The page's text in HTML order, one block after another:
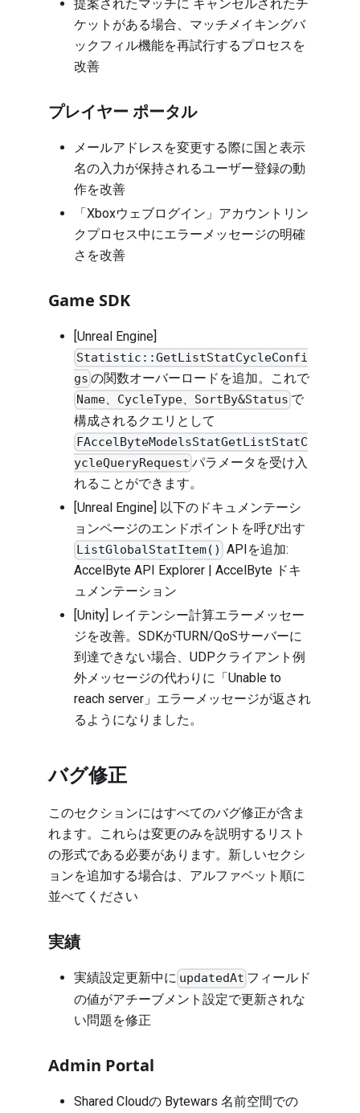
提案されたマッチに キャンセルされたチ
ケットがある場合、マッチメイキングバ
ックフィル機能を再試行するプロセスを
改善
プレイヤー ポータル
メールアドレスを変更する際に国と表示
名の入力が保持されるユーザー登録の動
作を改善
「Xboxウェブログイン」アカウントリン
クプロセス中にエラーメッセージの明確
さを改善
Game SDK
[Unreal Engine]
Statistic::GetListStatCycleConfi
gs の関数オーバーロードを追加。これで
Name、CycleType、SortBy&Status で
構成されるクエリとして
FAccelByteModelsStatGetListStatC
ycleQueryRequest パラメータを受け入
れることができます。
[Unreal Engine] 以下のドキュメンテーシ
ョンページのエンドポイントを呼び出す
ListGlobalStatItem() APIを追加:
AccelByte API Explorer | AccelByte ドキ
ュメンテーション
[Unity] レイテンシー計算エラーメッセー
ジを改善。SDKがTURN/QoSサーバーに
到達できない場合、UDPクライアント例
外メッセージの代わりに「Unable to
reach server」エラーメッセージが返され
るようになりました。
バグ修正
このセクションにはすべてのバグ修正が含ま
れます。これらは変更のみを説明するリスト
の形式である必要があります。新しいセクシ
ョンを追加する場合は、アルファベット順に
並べてください
実績
実績設定更新中に updatedAt フィールド
の値がアチーブメント設定で更新されな
い問題を修正
Admin Portal
Shared Cloudの Bytewars 名前空間での